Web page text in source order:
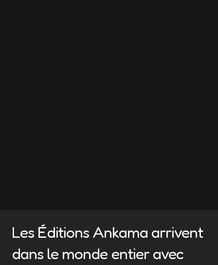
Les Éditions Ankama arrivent
dans le monde entier avec